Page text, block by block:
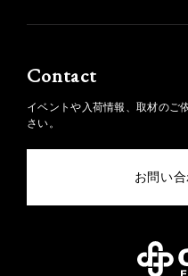
Contact
イベントや入荷情報、取材のご
さい。
お問い